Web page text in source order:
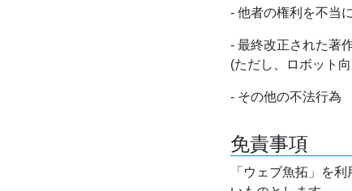
- 他者の権利を不当
- 最終改正された著
(ただし、ロボット
- その他の不法行為
免責事項
「ウェブ魚拓」を